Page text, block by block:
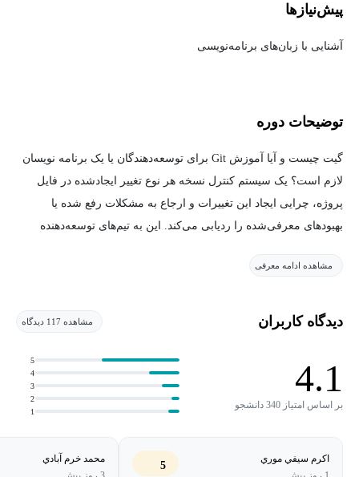
پیش‌نیاز‌ها
آشنایی با زبان‌های برنامه‌نویسی
توضیحات دوره
گیت چیست و آیا آموزش Git برای توسعه‌دهندگان یا یک برنامه نویسان
لازم است؟ یک سیستم کنترل نسخه هر نوع تغییر ایجادشده در فایل
پروژه، چرایی ایجاد این تغییرات و ارجاع به مشکلات رفع شده یا
بهبودهای معرفی‌شده را ردیابی می‌کند. این به تیم‌های توسعه‌دهنده
ابزار به توسعه‌دهندگان اجازه می‌دهد تا به حالت‌های قبلی فایل سوئیچ
فایل به روشی کارآمدتر کمک می‌کند. قبل از اینکه به معرفی دوره
اجازه دهید که به‌صورت مختصر با گیت ویژگی‌های آن آشنا شویم.
Git (سیستم کنترل نسخه) چیست؟
مشاهده ادامه معرفی
دیدگاه کاربران مشاهده 117 دیدگاه
4.1
بر اساس امتیاز 340 دانشجو
1
2
3
4
5
اكرم سيفي موري
5
محمد خرم آبادي